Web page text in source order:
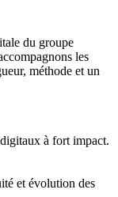
du groupe
les
méthode et un
à fort impact.
et évolution des